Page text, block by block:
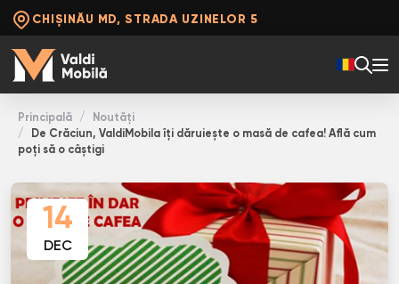
CHIȘINĂU MD, STRADA UZINELOR 5
Principală
Noutăți
De Crăciun, ValdiMobila îți dăruiește o masă de cafea! Află cum
poți să o câștigi
14
DEC